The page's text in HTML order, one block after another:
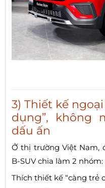
3) Thiết kế
dụng”, không
dấu ấn
Ở thị trường Việt Nam,
B-SUV chia làm 2 nhóm:
Thích thiết kế “càng trẻ